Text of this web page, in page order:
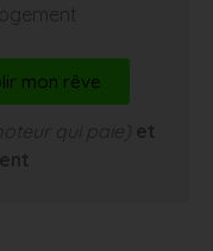
mon rêve
qui paie)
et